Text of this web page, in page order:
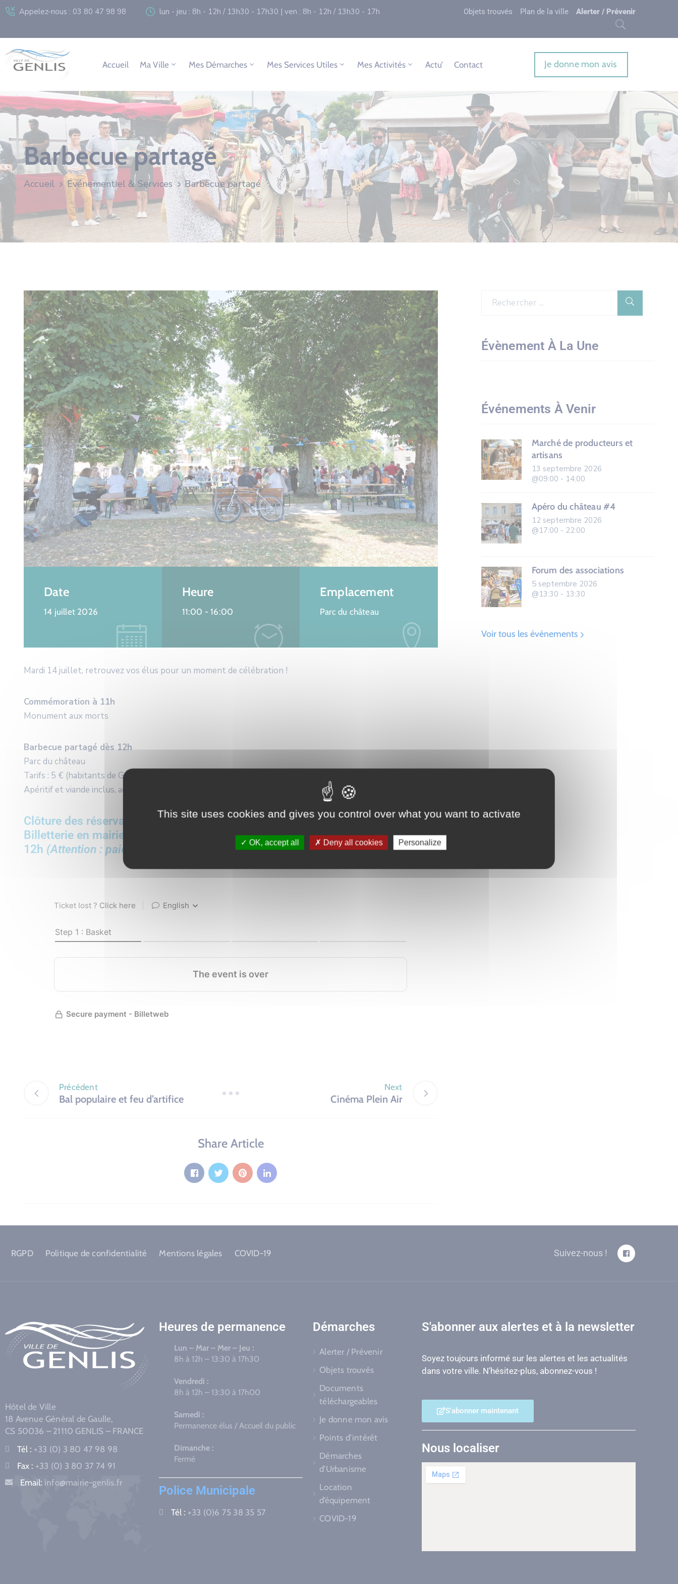
Appelez-nous : 03 80 47 98 98 lun - jeu : 8h - 12h / 13h30 - 17h30 | ven : 8h - 12h / 13h30 - 17h Objets trouvés Plan de la ville Alerter / Prévenir
Accueil Ma Ville Mes Démarches Mes Services Utiles Mes Activités Actu’ Contact Je donne mon avis
Barbecue partagé
Accueil Événementiel & Services Barbecue partagé
Date
14 juillet 2026
Heure
11:00 -16:00
Emplacement
Parc du château
Mardi 14 juillet, retrouvez vos élus pour un moment de célébration !
Commémoration à 11h
Monument aux morts
Barbecue partagé dès 12h
Parc du château
Tarifs : 5 € (habitants de Genlis), 10 € (hors Genlis), 2,5 euros (enfants)
Apéritif et viande inclus, accompagnements et boissons à prévoir
Clôture des réservations vendredi 3 juillet
Billetterie en mairie : mercredi 24 juin de 10h à 12h, samedi 27 juin de 10h à
12h (Attention : paiement en carte bancaire ou espèces uniquement)
Précédent
Bal populaire et feu d’artifice
Next
Cinéma Plein Air
Share Article
Évènement À La Une
Événements À Venir
Marché de producteurs et
artisans
13 septembre 2026
@09:00 - 14:00
Apéro du château #4
12 septembre 2026
@17:00 - 22:00
Forum des associations
5 septembre 2026
@13:30 - 13:30
Voir tous les événements
RGPD Politique de confidentialité Mentions légales COVID-19 Suivez-nous !
Hôtel de Ville
18 Avenue Général de Gaulle,
CS 50036 – 21110 GENLIS – FRANCE
Tél : +33 (0) 3 80 47 98 98
Fax : +33 (0) 3 80 37 74 91
Email: info@mairie-genlis.fr
Heures de permanence
Lun – Mar – Mer – Jeu :
8h à 12h – 13:30 à 17h30
Vendredi :
8h à 12h – 13:30 à 17h00
Samedi :
Permanence élus / Accueil du public
Dimanche :
Fermé
Police Municipale
Tél : +33 (0)6 75 38 35 57
Démarches
Alerter / Prévenir
Objets trouvés
Documents
téléchargeables
Je donne mon avis
Points d’intérêt
Démarches
d’Urbanisme
Location
d’équipement
COVID-19
S'abonner aux alertes et à la newsletter
Soyez toujours informé sur les alertes et les actualités
dans votre ville. N’hésitez-plus, abonnez-vous !
S'abonner maintenant
Nous localiser
This site uses cookies and gives you control over what you want to activate
OK, accept all Deny all cookies Personalize